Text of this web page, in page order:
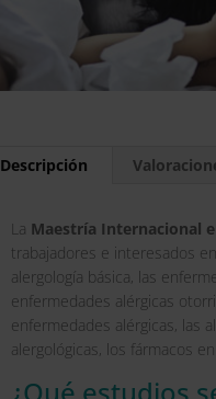
Descripción
La Maestría Internacional
trabajadores e interesados
alergología básica, las
enfermedades alérgicas
enfermedades alérgicas, las
alergológicas, los fármacos